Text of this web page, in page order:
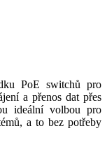
PoE switchů pro
a přenos dat přes
ideální volbou pro
a to bez potřeby